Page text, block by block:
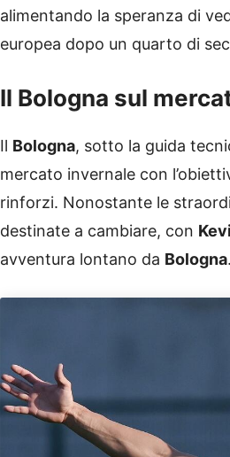
alimentando la speranza di
europea dopo un quarto di
Il Bologna sul
Il Bologna, sotto la guida
mercato invernale con
rinforzi. Nonostante le
destinate a cambiare, con
avventura lontano da Bologna.